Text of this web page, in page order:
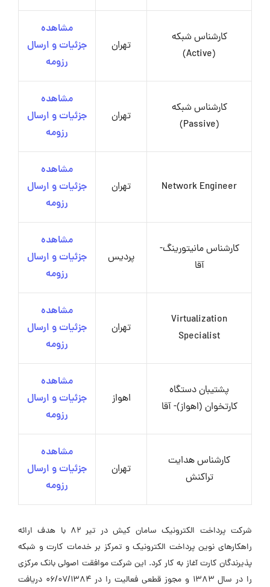
کارشناس شبکه
(Active)
تهران
مشاهده
جزئیات و ارسال
رزومه
کارشناس شبکه
(Passive)
تهران
مشاهده
جزئیات و ارسال
رزومه
Network Engineer تهران
مشاهده
جزئیات و ارسال
رزومه
کارشناس مانیتورینگ-
آقا
پردیس
مشاهده
جزئیات و ارسال
رزومه
Virtualization
Specialist
تهران
مشاهده
جزئیات و ارسال
رزومه
پشتیبان دستگاه
کارتخوان (اهواز)- آقا
اهواز
مشاهده
جزئیات و ارسال
رزومه
کارشناس هدایت
تراکنش
تهران
مشاهده
جزئیات و ارسال
رزومه
شرکت پرداخت الکترونیک سامان کیش در تیر ۸۲ با هدف ارائه
راهکارهای نوین پرداخت الکترونیک و تمرکز بر خدمات کارت و شبکه
پذیرندگان کارت آغاز به کار کرد. این شرکت موافقت اصولی بانک مرکزی
را در سال ۱۳۸۳ و مجوز قطعی فعالیت را در ۰۶/۰۷/۱۳۸۴ دریافت